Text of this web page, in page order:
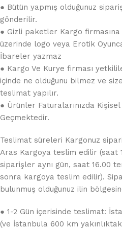
● Bütün yapmış olduğunuz
gönderilir.
● Gizli paketler Kargo
üzerinde logo veya Erotik
İbareler yazmaz
● Kargo Ve Kurye firması
içinde ne olduğunu bilmez ve
teslimat yapılır.
● Ürünler Faturalarınızda
Geçmektedir.
Teslimat süreleri Kargonuz
Aras Kargoya teslim edilir (saat
siparişler aynı gün, saat 16.00
sonra kargoya teslim edilir).
bulunmuş olduğunuz ilin
● 1-2 Gün içerisinde teslimat:
(ve İstanbula 600 km